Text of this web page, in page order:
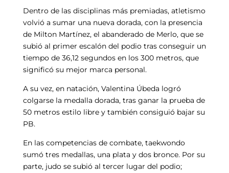
Dentro de las disciplinas más premiadas, atletismo
volvió a sumar una nueva dorada, con la presencia
de Milton Martínez, el abanderado de Merlo, que se
subió al primer escalón del podio tras conseguir un
tiempo de 36,12 segundos en los 300 metros, que
significó su mejor marca personal.
A su vez, en natación, Valentina Úbeda logró
colgarse la medalla dorada, tras ganar la prueba de
50 metros estilo libre y también consiguió bajar su
PB.
En las competencias de combate, taekwondo
sumó tres medallas, una plata y dos bronce. Por su
parte, judo se subió al tercer lugar del podio;